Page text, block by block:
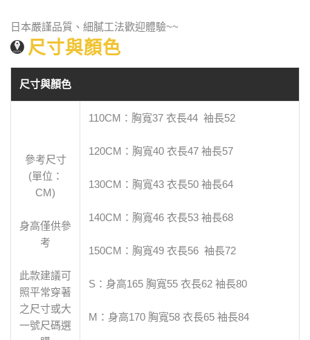
日本嚴謹品質、細膩工法歡迎體驗~~
尺寸與顏色
尺寸與顏色
參考尺寸
(單位：
CM)
身高僅供參
考
此款建議可
照平常穿著
之尺寸或大
一號尺碼選
110CM：胸寬37 衣長44 袖長52
120CM：胸寬40 衣長47 袖長57
130CM：胸寬43 衣長50 袖長64
140CM：胸寬46 衣長53 袖長68
150CM：胸寬49 衣長56 袖長72
S：身高165 胸寬55 衣長62 袖長80
M：身高170 胸寬58 衣長65 袖長84